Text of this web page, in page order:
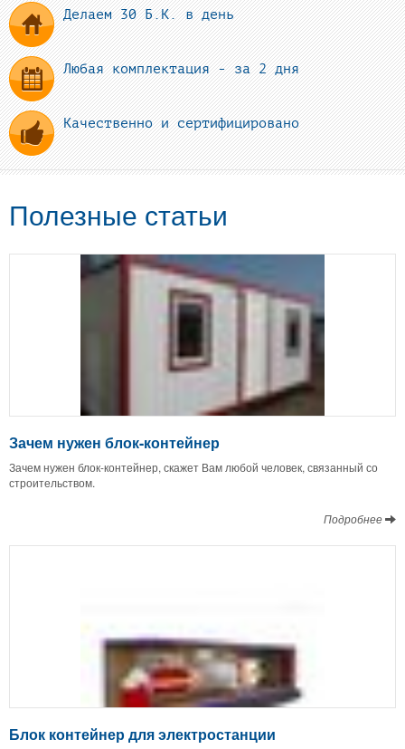
Делаем 30 Б.К. в день
Любая комплектация - за 2 дня
Качественно и сертифицировано
Полезные статьи
Зачем нужен блок-контейнер
Зачем нужен блок-контейнер, скажет Вам любой человек, связанный со
строительством.
Подробнее
Блок контейнер для электростанции